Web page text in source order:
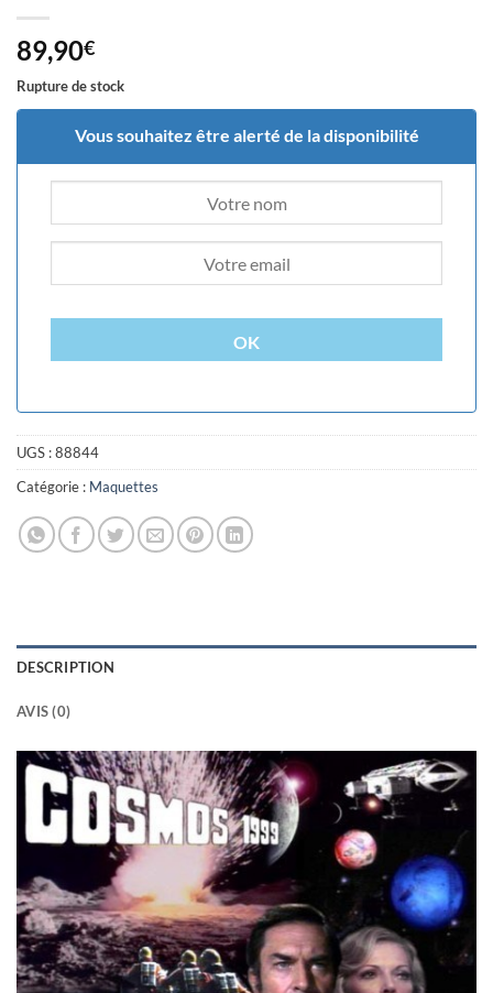
89,90€
Rupture de stock
Vous souhaitez être alerté de la disponibilité
OK
UGS :88844
Catégorie : Maquettes
DESCRIPTION
AVIS (0)